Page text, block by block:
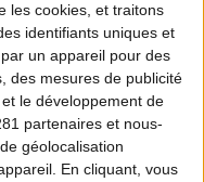
les cookies, et traitons
identifiants uniques et
un appareil pour des
des mesures de publicité
le développement de
partenaires et nous-
géolocalisation
En cliquant, vous